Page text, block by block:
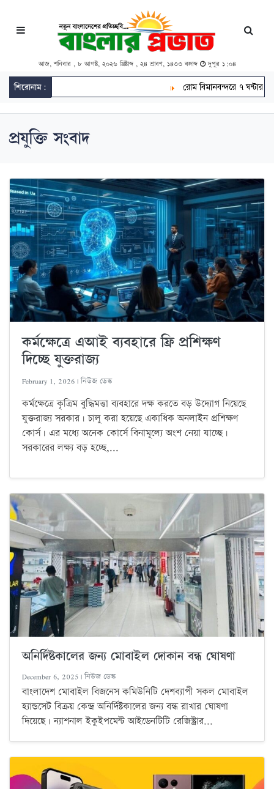
আজ, শনিবার , ৮ আগস্ট, ২০২৬ খ্রিষ্টাব্দ , ২৪ শ্রাবণ, ১৪৩৩ বঙ্গাব্দ দুপুর ১:০৪
শিরোনাম: রোম বিমানবন্দরে ৭ ঘণ্টার বেশি
প্রযুক্তি সংবাদ
কর্মক্ষেত্রে এআই ব্যবহারে ফ্রি প্রশিক্ষণ
দিচ্ছে যুক্তরাজ্য
February 1, 2026 | নিউজ ডেস্ক
কর্মক্ষেত্রে কৃত্রিম বুদ্ধিমত্তা ব্যবহারে দক্ষ করতে বড় উদ্যোগ নিয়েছে
যুক্তরাজ্য সরকার। চালু করা হয়েছে একাধিক অনলাইন প্রশিক্ষণ
কোর্স। এর মধ্যে অনেক কোর্সে বিনামূল্যে অংশ নেয়া যাচ্ছে।
সরকারের লক্ষ্য বড় হচ্ছে,...
অনির্দিষ্টকালের জন্য মোবাইল দোকান বন্ধ ঘোষণা
December 6, 2025 | নিউজ ডেস্ক
বাংলাদেশ মোবাইল বিজনেস কমিউনিটি দেশব্যাপী সকল মোবাইল
হ্যান্ডসেট বিক্রয় কেন্দ্র অনির্দিষ্টকালের জন্য বন্ধ রাখার ঘোষণা
দিয়েছে। ন্যাশনাল ইকুইপমেন্ট আইডেনটিটি রেজিস্ট্রার...